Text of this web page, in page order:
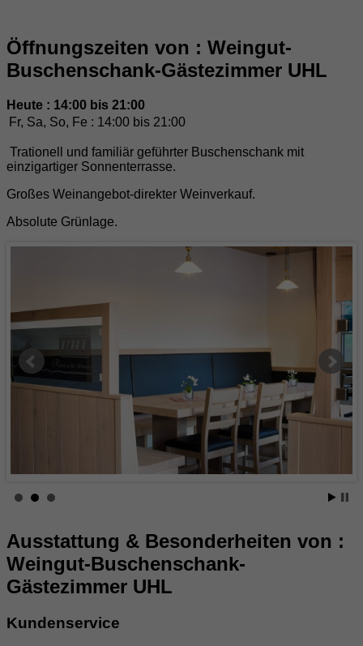
Öffnungszeiten von : Weingut-
Buschenschank-Gästezimmer UHL
Heute : 14:00 bis 21:00
Fr, Sa, So, Fe : 14:00 bis 21:00
Trationell und familiär geführter Buschenschank mit
einzigartiger Sonnenterrasse.
Großes Weinangebot-direkter Weinverkauf.
Absolute Grünlage.
Ausstattung & Besonderheiten von :
Weingut-Buschenschank-
Gästezimmer UHL
Kundenservice